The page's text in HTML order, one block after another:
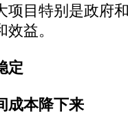
项目特别是政府
益。
定
本降下来